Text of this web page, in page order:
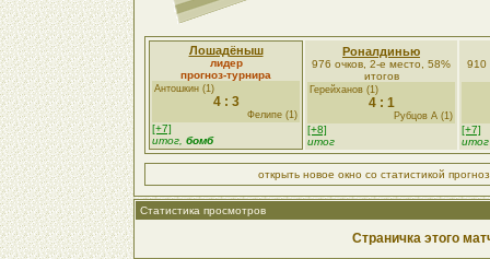
Лошадёныш
лидер
прогноз-турнира
Антошкин (1)
4 : 3
Фелипе (1)
[+7]
итог, бомб
Роналдинью
976 очков, 2-е место, 58%
итогов
Герейханов (1)
4 : 1
Рубцов А (1)
[+8]
итог
910
[+7]
итог
открыть новое окно со статистикой
Статистика просмотров
Страничка этого